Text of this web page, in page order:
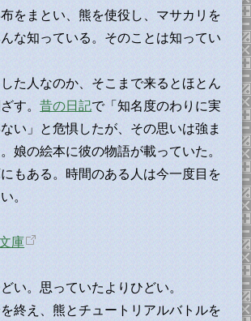
をまとい、熊を使役し、マサカリを
な知っている。そのことは知ってい
た人なのか、そこまで来るとほとん
す。昔の日記で「知名度のわりに実
い」と危惧したが、その思いは強ま
娘の絵本に彼の物語が載っていた。
もある。時間のある人は今一度目を
。
庫
い。思っていたよりひどい。
終え、熊とチュートリアルバトルを